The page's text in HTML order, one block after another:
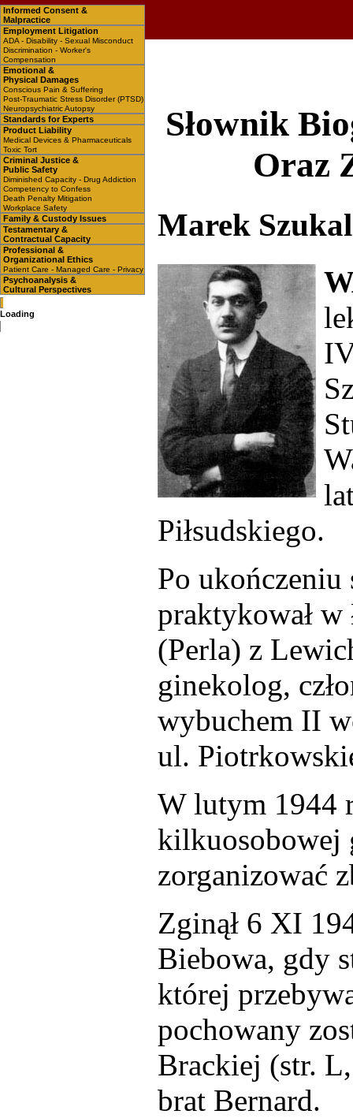
Informed Consent &
Malpractice
Employment Litigation
ADA - Disability - Sexual Misconduct
Discrimination - Worker's
Compensation
Emotional &
Physical Damages
Conscious Pain & Suffering
Post-Traumatic Stress Disorder (PTSD)
Neuropsychiatric Autopsy
Standards for Experts
Product Liability
Medical Devices & Pharmaceuticals
Toxic Tort
Criminal Justice &
Public Safety
Diminished Capacity - Drug Addiction
Competency to Confess
Death Penalty Mitigation
Workplace Safety
Family & Custody Issues
Testamentary &
Contractual Capacity
Professional &
Organizational Ethics
Patient Care - Managed Care - Privacy
Psychoanalysis &
Cultural Perspectives
Loading
Słownik
Oraz
Marek
Piłsudskiego.
Po
praktykował w
(Perla) z
ginekolog,
wybuchem II
ul.
W lutym 1944
kilkuosobowej
zorganizować
Zginął 6 XI
Biebowa, gdy
której
pochowany
Brackiej (str.
brat Bernard.